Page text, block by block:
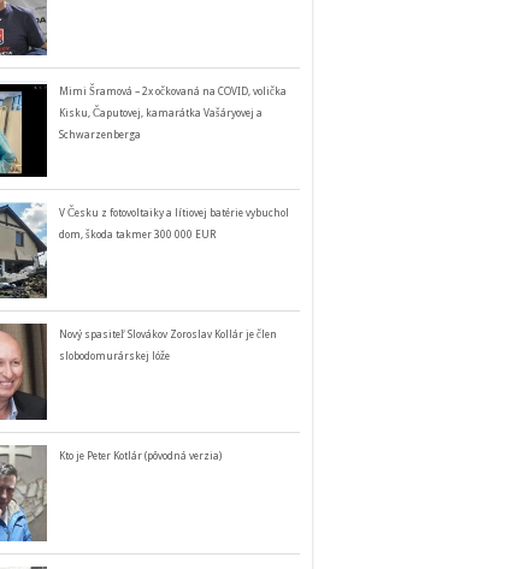
Mimi Šramová – 2x očkovaná na COVID, volička
Kisku, Čaputovej, kamarátka Vašáryovej a
Schwarzenberga
V Česku z fotovoltaiky a lítiovej batérie vybuchol
dom, škoda takmer 300 000 EUR
Nový spasiteľ Slovákov Zoroslav Kollár je člen
slobodomurárskej lóže
Kto je Peter Kotlár (pôvodná verzia)